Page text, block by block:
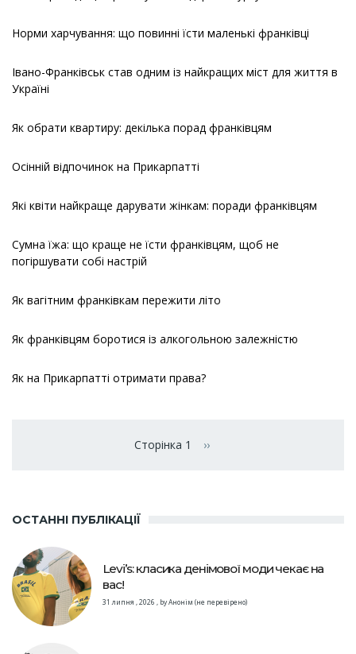
Норми харчування: що повинні їсти маленькі франківці
Івано-Франківськ став одним із найкращих міст для життя в
Україні
Як обрати квартиру: декілька порад франківцям
Осінній відпочинок на Прикарпатті
Які квіти найкраще дарувати жінкам: поради франківцям
Сумна їжа: що краще не їсти франківцям, щоб не
погіршувати собі настрій
Як вагітним франківкам пережити літо
Як франківцям боротися із алкогольною залежністю
Як на Прикарпатті отримати права?
Сторінка 1 Наступна сторінка
››
ОСТАННІ ПУБЛІКАЦІЇ
Levi’s: класика денімової моди чекає на
вас!
31 липня , 2026 , byАнонім (не перевірено)